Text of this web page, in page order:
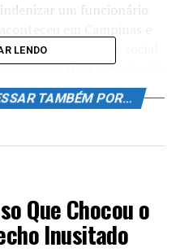
um funcionário
o uso do nome social
enfatiza o direito do
de gênero,
de ambientes
denunciou a
ter sido discriminado
O empregado, que se
LENDO
TAMBÉM POR...
Que Chocou o
Inusitado